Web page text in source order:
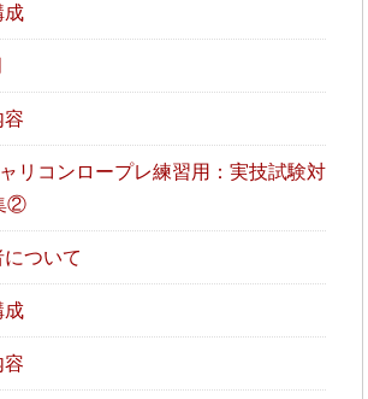
成
容
リコンロープレ練習用：実技試験対
②
ついて
成
容